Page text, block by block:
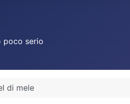
poco serio
di mele